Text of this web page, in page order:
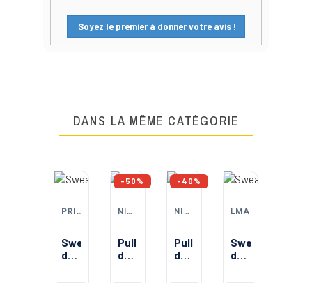
Soyez le premier à donner votre avis !
DANS LA MÊME CATÉGORIE
PRINTER ACTIVE WEAR
Sweat
de
NINE WORTHS (NORTH WAYS)
Pull
de
-50%
NINE WORTHS (NORTH WAYS)
Pull
de
-40%
LMA
Sweat
de